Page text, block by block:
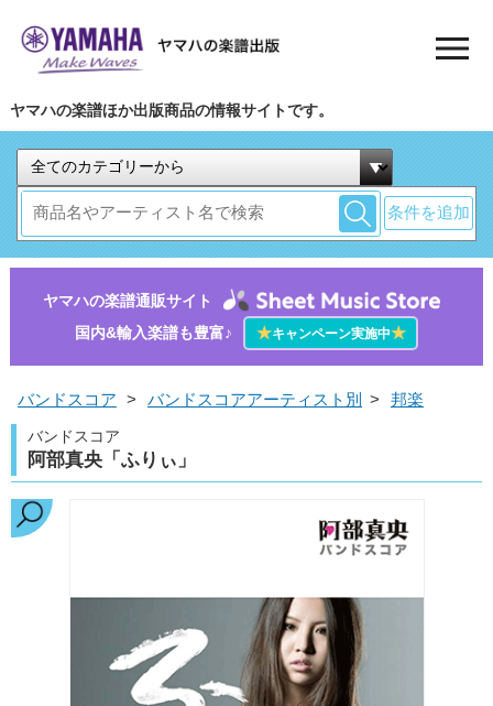
ヤマハの楽譜ほか出版商品の情報サイトです。
条件を追加
ヤマハの楽譜通販サイト
国内&輸入楽譜も豊富♪
★キャンペーン実施中★
バンドスコア > バンドスコアアーティスト別 > 邦楽
バンドスコア
阿部真央「ふりぃ」